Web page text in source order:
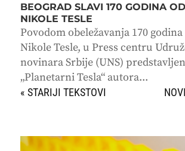
BEOGRAD SLAVI 170 GODINA
NIKOLE TESLE
Povodom obeležavanja 170
Nikole Tesle, u Press centru
novinara Srbije (UNS)
„Planetarni Tesla“ autora...
« STARIJI UNOSI